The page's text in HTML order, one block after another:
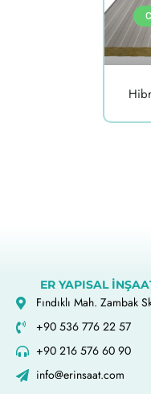
ER YAPISAL
Fındıklı Mah.
+90 536 776 22 57
+90 216 576 60 90
info@erinsaat.com